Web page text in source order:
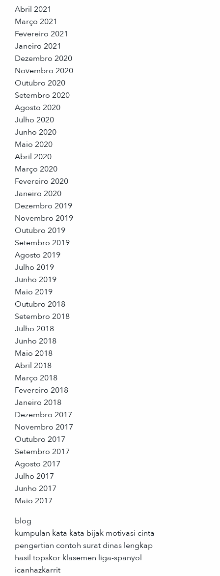
Abril 2021
Março 2021
Fevereiro 2021
Janeiro 2021
Dezembro 2020
Novembro 2020
Outubro 2020
Setembro 2020
Agosto 2020
Julho 2020
Junho 2020
Maio 2020
Abril 2020
Março 2020
Fevereiro 2020
Janeiro 2020
Dezembro 2019
Novembro 2019
Outubro 2019
Setembro 2019
Agosto 2019
Julho 2019
Junho 2019
Maio 2019
Outubro 2018
Setembro 2018
Julho 2018
Junho 2018
Maio 2018
Abril 2018
Março 2018
Fevereiro 2018
Janeiro 2018
Dezembro 2017
Novembro 2017
Outubro 2017
Setembro 2017
Agosto 2017
Julho 2017
Junho 2017
Maio 2017
blog
kumpulan kata kata bijak motivasi cinta
pengertian contoh surat dinas lengkap
hasil topskor klasemen liga-spanyol
icanhazkarrit